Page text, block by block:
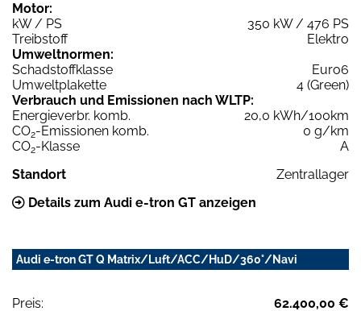
Motor:
kW / PS
350 kW / 476 PS
Treibstoff
Elektro
Umweltnormen:
Schadstoffklasse
Euro6
Umweltplakette
4 (Green)
Verbrauch und Emissionen nach WLTP:
Energieverbr. komb.
20,0 kWh/100km
CO2-Emissionen komb.
0 g/km
CO2-Klasse
A
Standort
Zentrallager
Details zum Audi e-tron GT anzeigen
Audi e-tron GT Q Matrix/Luft/ACC/HuD/360°/Navi
Preis: 62.400,00 €